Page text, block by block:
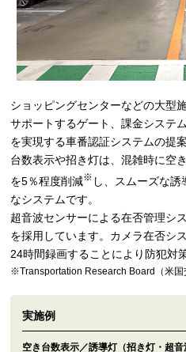
ショッピングセンターなどの大型
サポートするゲート、課金システ
を実現する車番認証システムの提
台数表示や招き灯は、混雑時に空
を5％程度削減※ し、スムーズな
なシステムです。
超音波センサーによる在否管理シ
を採用しています。カメラ在否シ
24時間録画することにより防犯対
※Transportation Research Board（米国
実施例
空き台数表示／誘導灯（招き灯・超